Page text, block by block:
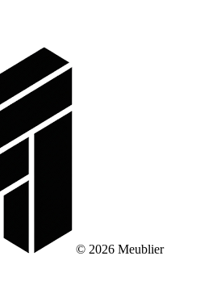
© 2026 Meublier